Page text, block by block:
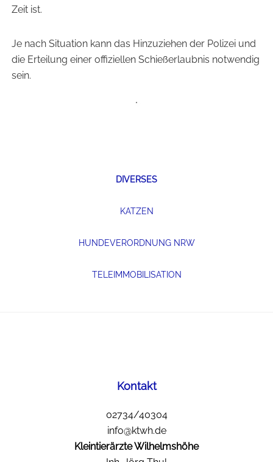
Zeit ist.
Je nach Situation kann das Hinzuziehen der Polizei und
die Erteilung einer offiziellen Schießerlaubnis notwendig
sein.
DIVERSES
KATZEN
HUNDEVERORDNUNG NRW
TELEIMMOBILISATION
Kontakt
02734/40304
info@ktwh.de
Kleintierärzte Wilhelmshöhe